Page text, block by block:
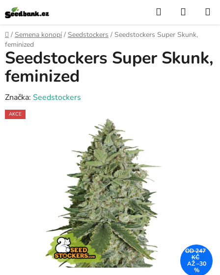
Přejít
na
obsah
Hledat
KOŠÍK
Domů
/ Semena konopí / Seedstockers / Seedstockers Super Skunk,
feminized
Seedstockers Super Skunk,
feminized
Značka: Seedstockers
AKCE
OD 247
KČ
AŽ –30
%